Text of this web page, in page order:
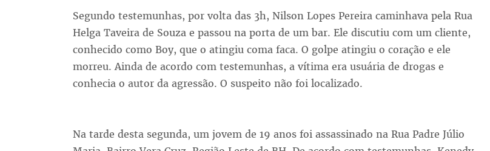
Segundo testemunhas, por volta das 3h, Nilson Lopes Pereira caminhava pela Rua
Helga Taveira de Souza e passou na porta de um bar. Ele discutiu com um cliente,
conhecido como Boy, que o atingiu coma faca. O golpe atingiu o coração e ele
morreu. Ainda de acordo com testemunhas, a vítima era usuária de drogas e
conhecia o autor da agressão. O suspeito não foi localizado.
Na tarde desta segunda, um jovem de 19 anos foi assassinado na Rua Padre Júlio